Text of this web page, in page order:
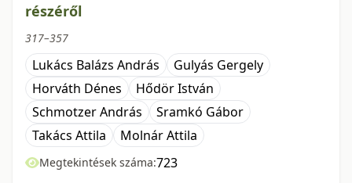
részéről
317–357
Lukács Balázs András
Gulyás Gergely
Horváth Dénes
Hődör István
Schmotzer András
Sramkó Gábor
Takács Attila
Molnár Attila
Megtekintések száma:723